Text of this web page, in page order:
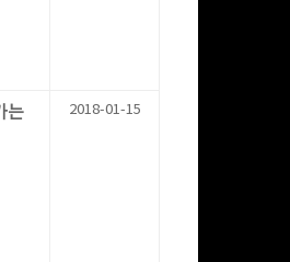
는 2018-01-15